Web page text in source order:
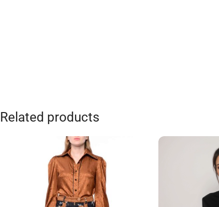
Related products